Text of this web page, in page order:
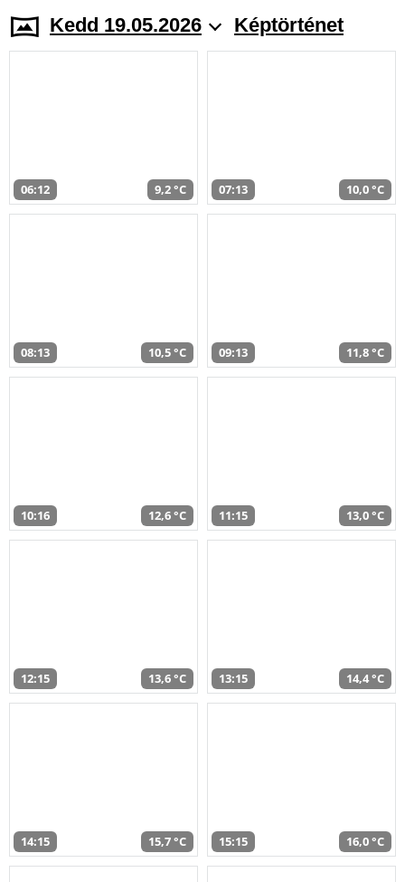
Kedd 19.05.2026 Képtörténet
06:12 9,2 °C 07:13 10,0 °C
08:13 10,5 °C 09:13 11,8 °C
10:16 12,6 °C 11:15 13,0 °C
12:15 13,6 °C 13:15 14,4 °C
14:15 15,7 °C 15:15 16,0 °C